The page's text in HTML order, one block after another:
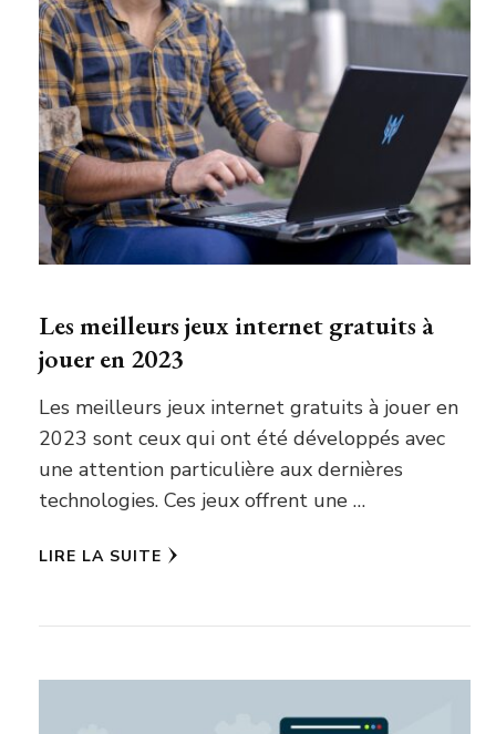
Les meilleurs jeux internet gratuits à
jouer en 2023
Les meilleurs jeux internet gratuits à jouer en
2023 sont ceux qui ont été développés avec
une attention particulière aux dernières
technologies. Ces jeux offrent une …
LIRE LA SUITE